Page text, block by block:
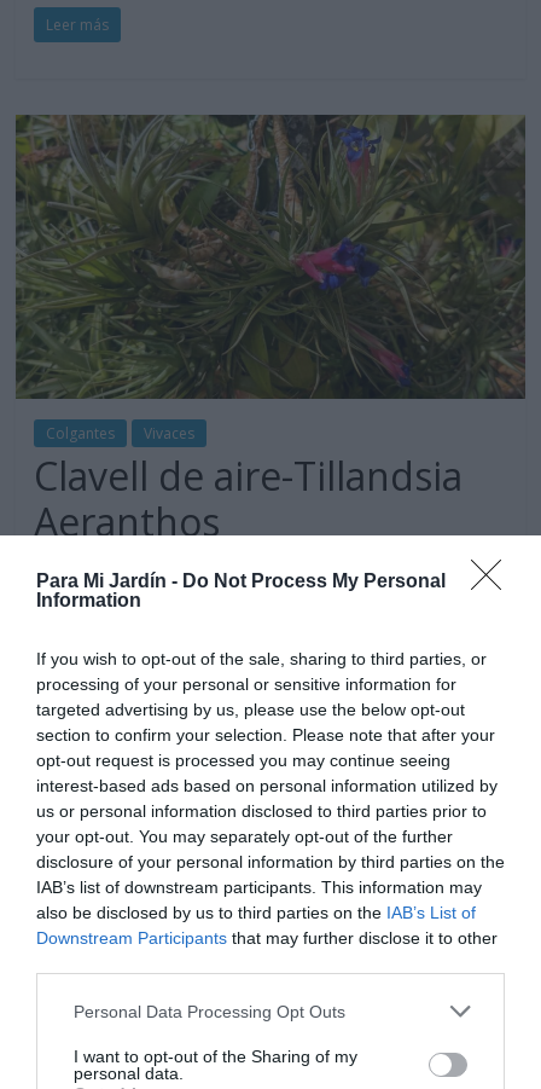
Para Mi Jardín - Do Not Process My Personal
Information
If you wish to opt-out of the sale, sharing to third parties, or
processing of your personal or sensitive information for
targeted advertising by us, please use the below opt-out
section to confirm your selection. Please note that after your
opt-out request is processed you may continue seeing
interest-based ads based on personal information utilized by
us or personal information disclosed to third parties prior to
your opt-out. You may separately opt-out of the further
disclosure of your personal information by third parties on the
IAB’s list of downstream participants. This information may
also be disclosed by us to third parties on the IAB’s List of
Downstream Participants that may further disclose it to other
Personal Data Processing Opt Outs
I want to opt-out of the Sharing of my
personal data.
Leer más
Colgantes Vivaces
Clavell de aire-Tillandsia
Aeranthos
Planta colgante, hojas estrechas y largas de color verde
compuestas muy vistosas de color rosa intenso y azul
intenso. Es una planta epifita, vive colgada de los
arboles, no necesita tierra de cultivo. Muy fácil de
cultivar.
Leer más